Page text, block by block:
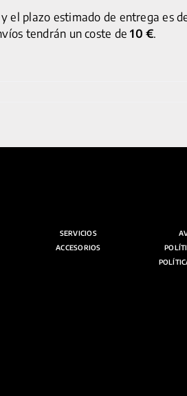
y el plazo estimado de entrega es
tendrán un coste de10 €.
SERVICIOS
ACCESORIOS